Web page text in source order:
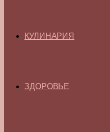
КУЛИНАРИЯ
ЗДОРОВЬЕ